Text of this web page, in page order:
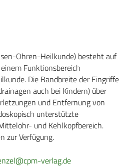
Ohren-Heilkunde) besteht auf
Funktionsbereich
Die Bandbreite der Eingriffe
auch bei Kindern) über
und Entfernung von
unterstützte
und Kehlkopfbereich.
zur Verfügung.
verlag.de